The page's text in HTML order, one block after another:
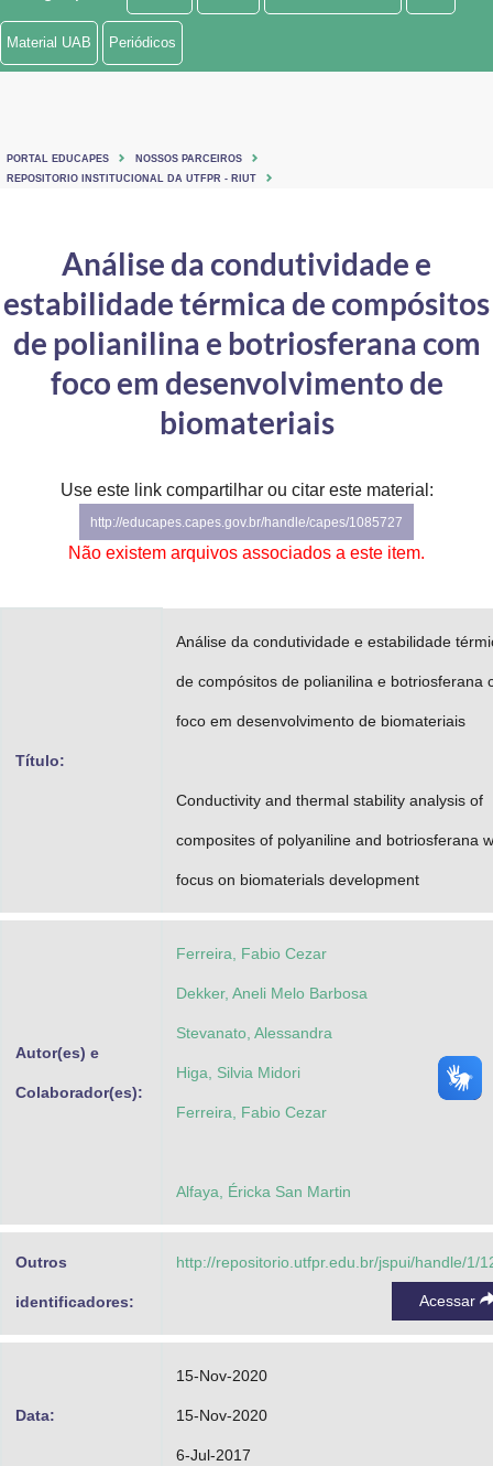
Ministério de Minas e Energia
Ministério do Turismo
Controladoria-Geral da União
Secretaria-Geral
Advocacia-Geral da União
Banco Central do Brasil
Planalto
Material UAB Periódicos
PORTAL EDUCAPES
NOSSOS PARCEIROS
REPOSITORIO INSTITUCIONAL DA UTFPR - RIUT
Análise da condutividade e
estabilidade térmica de compósitos
de polianilina e botriosferana com
foco em desenvolvimento de
biomateriais
Use este link compartilhar ou citar este material:
http://educapes.capes.gov.br/handle/capes/1085727
Não existem arquivos associados a este item.
Título:
Análise da condutividade e estabilidade
de compósitos de polianilina e botriosferana
foco em desenvolvimento de biomateriais
Conductivity and thermal stability analysis of
composites of polyaniline and botriosferana
focus on biomaterials development
Autor(es) e
Colaborador(es):
Ferreira, Fabio Cezar
Dekker, Aneli Melo Barbosa
Stevanato, Alessandra
Higa, Silvia Midori
Ferreira, Fabio Cezar
Alfaya, Éricka San Martin
Outros
identificadores:
http://repositorio.utfpr.edu.br/jspui/handle/1/
Acessar
Data:
15-Nov-2020
15-Nov-2020
6-Jul-2017